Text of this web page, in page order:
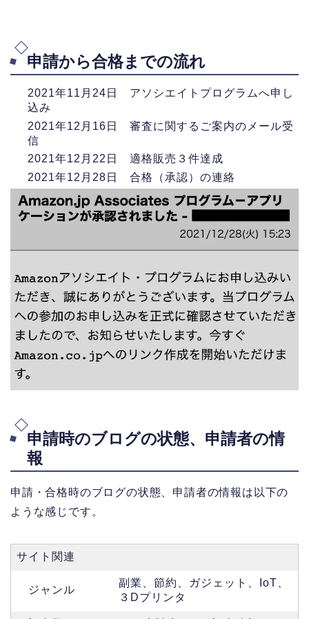
申請から合格までの流れ
2021年11月24日 アソシエイトプログラムへ申し
込み
2021年12月16日 審査に関するご案内のメール受
信
2021年12月22日 適格販売３件達成
2021年12月28日 合格（承認）の連絡
申請時のブログの状態、申請者の情
報
申請・合格時のブログの状態、申請者の情報は以下の
ような感じです。
サイト関連
ジャンル
副業、節約、ガジェット、IoT、
３Dプリンタ